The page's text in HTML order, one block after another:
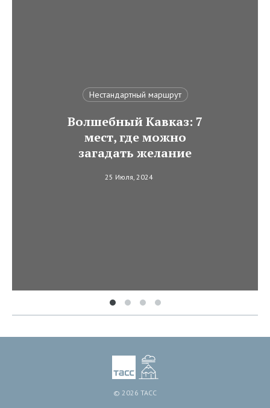
Нестандартный маршрут
Волшебный Кавказ: 7
мест, где можно
загадать желание
25 Июля, 2024
© 2026 ТАСС